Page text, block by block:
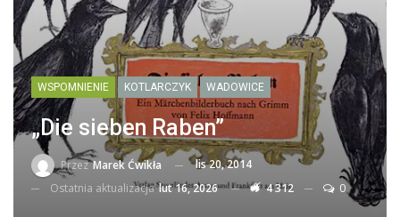
WSPOMNIENIE KOTLARCZYK WADOWICE
„Die sieben Raben”
PrzezMarek Ćwikła
lis 20, 2014
Ostatnia aktualizacjalut 16, 2026 4 312 0